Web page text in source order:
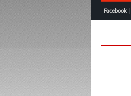
Facebook